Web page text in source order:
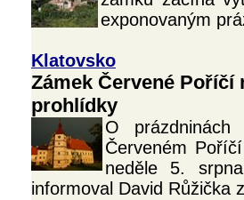
exponovaným
Klatovsko
Zámek Červené Poříčí
prohlídky
O
Červeném
neděle 5.
informoval David Růžička